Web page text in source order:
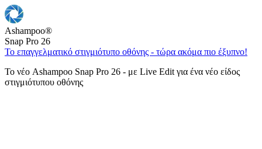
Ashampoo®
Snap Pro 26
Το επαγγελματικό στιγμιότυπο οθόνης - τώρα ακόμα πιο έξυπνο!
Το νέο Ashampoo Snap Pro 26 - με Live Edit για ένα νέο είδος
στιγμιότυπου οθόνης